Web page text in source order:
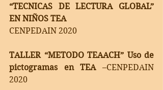
“TECNICAS DE LECTURA GLOBAL”
EN NIÑOS TEA
CENPEDAIN 2020
TALLER “METODO TEAACH” Uso de
pictogramas en TEA –CENPEDAIN
2020